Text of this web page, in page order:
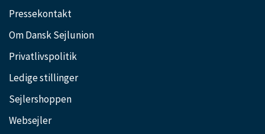
Pressekontakt
Om Dansk Sejlunion
Privatlivspolitik
Ledige stillinger
Sejlershoppen
Websejler